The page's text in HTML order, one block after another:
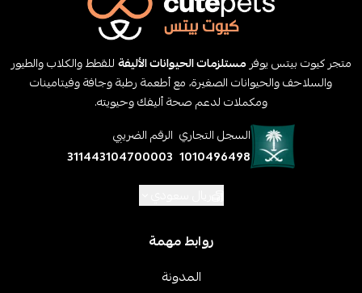
متجر كيوت بيتس يوفر مستلزمات الحيوانات الأليفةللقطط والكلاب والطيور
والسلاحف والحيوانات الصغيرة، مع أطعمة رطبة وجافة وفيتامينات
ومكملات لدعم صحة أليفك وحيويته.
السجل التجاري
1010496498
الرقم الضريبي
311443104700003
روابط مهمة
المدونة